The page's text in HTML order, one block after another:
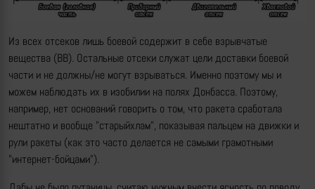
Из всех отсеков лишь боевой содержит в себе взрывчатые
вещества (ВВ). Остальные отсеки служат цели доставки боевой
части и не должны/не могут взрываться. Именно поэтому мы и
можем наблюдать их в изобилии на полях Донбасса. Поэтому,
например, нет оснований говорить о том, что ракета сработала
нештатно и вообще "старыйхлам", показывая пальцем на движки и
рули ракеты (как это часто делается не самыми грамотными
"интернет-бойцами").